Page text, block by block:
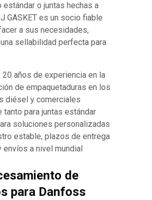
estándar o juntas hechas a
GASKET es un socio fiable
a sus necesidades,
sellabilidad perfecta para
20 años de experiencia en la
de empaquetaduras en los
diésel y comerciales
tanto para juntas estándar
soluciones personalizadas
estable, plazos de entrega
envíos a nivel mundial
de
para Danfoss